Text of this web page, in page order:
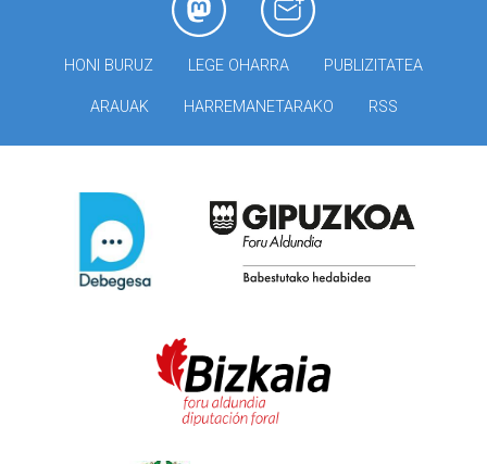
HONI BURUZ LEGE OHARRA PUBLIZITATEA
ARAUAK HARREMANETARAKO RSS